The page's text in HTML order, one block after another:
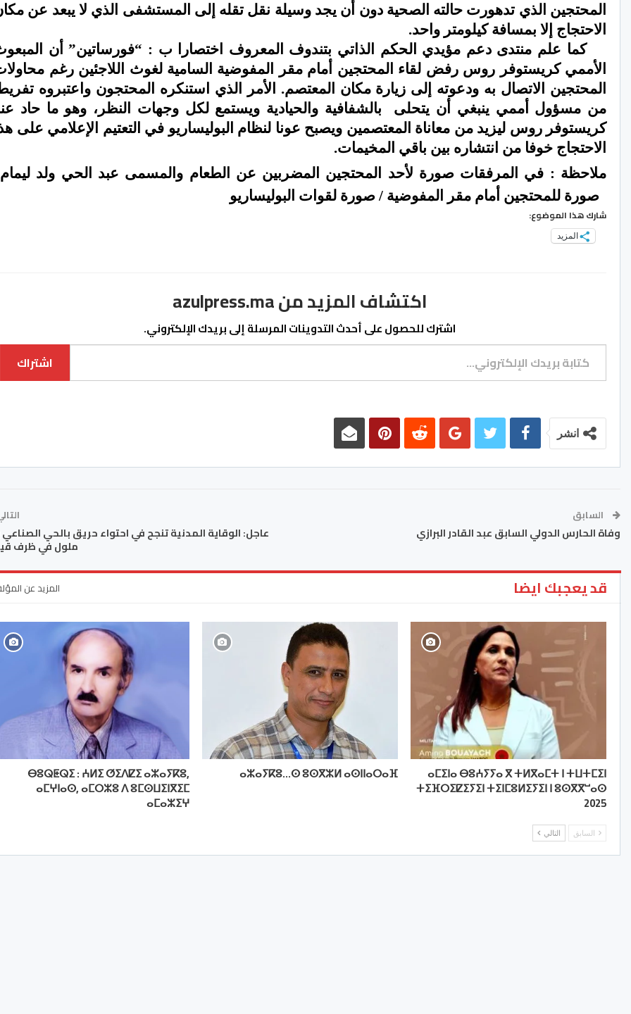
المحتجين الذي تدهورت حالته الصحية دون أن يجد وسيلة نقل تقله إلى المستشفى الذي لا يبعد عن
الاحتجاج إلا بمسافة كيلومتر واحد.
كما علم منتدى دعم مؤيدي الحكم الذاتي بتندوف المعروف اختصارا ب : “فورساتين” أن
الأممي كريستوفر روس رفض لقاء المحتجين أمام مقر المفوضية السامية لغوث اللاجئين رغم
المحتجين الاتصال به ودعوته إلى زيارة مكان المعتصم. الأمر الذي استنكره المحتجون واعتبروه
من مسؤول أممي ينبغي أن يتحلى
بالشفافية والحيادية ويستمع لكل وجهات النظر، وهو ما حاد
كريستوفر روس ليزيد من معاناة المعتصمين ويصبح عونا لنظام البوليساريو في التعتيم الإعلامي على
الاحتجاج خوفا من انتشاره بين باقي المخيمات.
ملاحظة : في المرفقات صورة لأحد المحتجين المضربين عن الطعام والمسمى عبد الحي ولد ليمام
صورة للمحتجين أمام مقر المفوضية / صورة لقوات البوليساريو
شارك هذا الموضوع:
المزيد
اكتشاف المزيد من azulpress.ma
اشترك للحصول على أحدث التدوينات المرسلة إلى بريدك الإلكتروني.
كتابة بريدك الإلكتروني...
اشتراك
انشر
السابق
وفاة الحارس الدولي السابق عبد القادر البرازي عاجل: الوقاية المدنية تنجح في احتواء حريق بالحي
ملول في ظرف
قد يعجبك ايضا المزيد عن
ⴰⵎⵉⵏⴰ ⴱⵓⵄⵢⵢⴰ ⴳ ⵜⵍⴳⴰⵎⵜ ⵏ ⵜⵡⵜⵎⵉⵏ
ⵜⵉⴼⵔⵉⵇⵉⵢⵉⵏ ⵜⵉⵏⵎⵓⵍⵉⵢⵉⵏ ⵏ ⵓⵙⴳⴳⵯⴰⵙ
2025
ⴰⵣⴰⵢⴽⵓ…ⵙ ⵓⵙⴳⵣⵍ ⴰⵙⵏⵏⴰⵔⴰⴼ
ⴱⵓⵕⵟⵕⵉ : ⵄⵍⵉ ⵚⵉⴷⵇⵉ ⴰⵣⴰⵢⴽⵓ,
ⴰⵎⵖⵏⴰⵙ, ⴰⵎⵔⵣⵓ ⴷ ⵓⵎⵙⵡⵉⵏⴳⵉⵎ
ⴰⵎⴰⵣⵉⵖ
السابق التالي